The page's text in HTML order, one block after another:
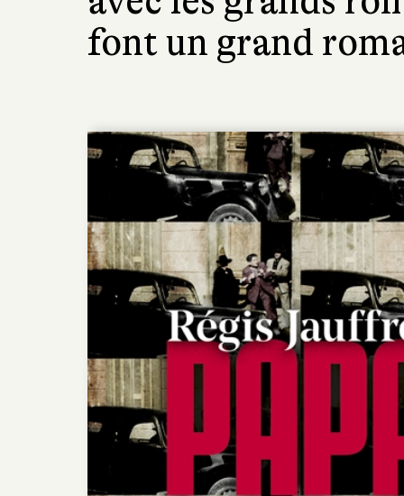
font un grand